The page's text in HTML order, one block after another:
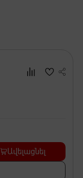
Ավելացնել